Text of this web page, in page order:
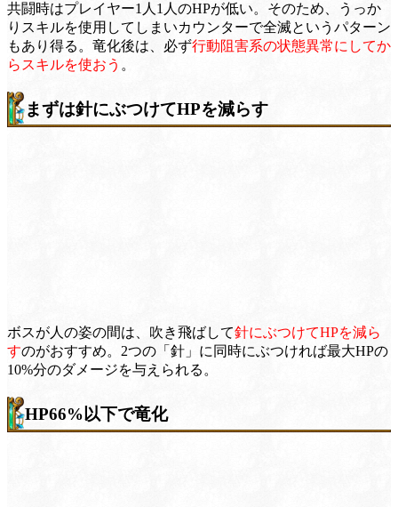
共闘時はプレイヤー1人1人のHPが低い。そのため、うっか
りスキルを使用してしまいカウンターで全滅というパターン
もあり得る。竜化後は、必ず行動阻害系の状態異常にしてか
らスキルを使おう 。
まずは針にぶつけてHPを減らす
ボスが人の姿の間は、吹き飛ばして針にぶつけてHPを減ら
すのがおすすめ。2つの「針」に同時にぶつければ最大HPの
10%分のダメージを与えられる。
HP66%以下で竜化